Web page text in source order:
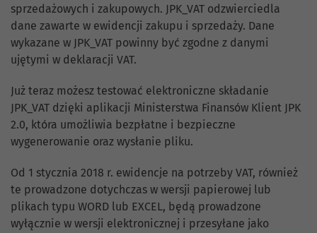
sprzedażowych i zakupowych. JPK_VAT odzwierciedla
dane zawarte w ewidencji zakupu i sprzedaży. Dane
wykazane w JPK_VAT powinny być zgodne z danymi
ujętymi w deklaracji VAT.
Już teraz możesz testować elektroniczne składanie
JPK_VAT dzięki aplikacji Ministerstwa Finansów Klient JPK
2.0, która umożliwia bezpłatne i bezpieczne
wygenerowanie oraz wysłanie pliku.
Od 1 stycznia 2018 r. ewidencje na potrzeby VAT, również
te prowadzone dotychczas w wersji papierowej lub
plikach typu WORD lub EXCEL, będą prowadzone
wyłącznie w wersji elektronicznej i przesyłane jako